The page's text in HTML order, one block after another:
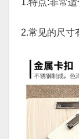
1.特点:非常
2.常见的尺寸